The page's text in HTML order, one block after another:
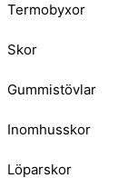
Termobyxor
Skor
Gummistövlar
Inomhusskor
Löparskor